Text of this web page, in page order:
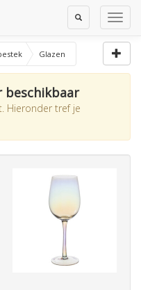
Toggle
Search
Glazen
beschikbaar
Hieronder tref je